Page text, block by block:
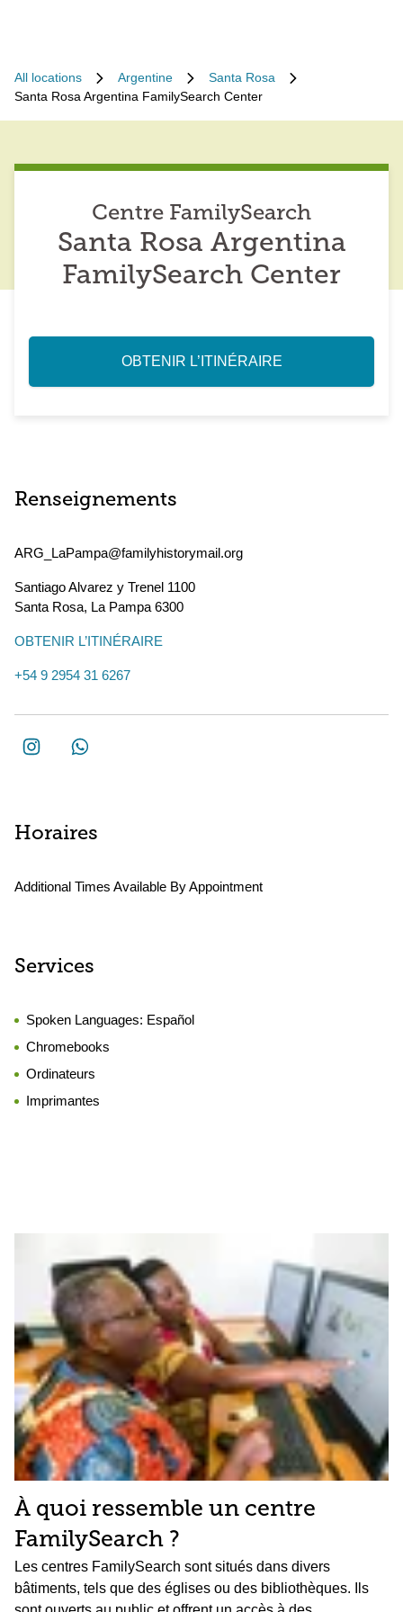
All locations Argentine
Santa Rosa
Santa Rosa Argentina FamilySearch Center
Centre FamilySearch
Santa Rosa Argentina
FamilySearch Center
OBTENIR L’ITINÉRAIRE
Renseignements
ARG_LaPampa@familyhistorymail.org
Santiago Alvarez y Trenel 1100
Santa Rosa, La Pampa 6300
OBTENIR L’ITINÉRAIRE
+54 9 2954 31 6267
Horaires
Additional Times Available By Appointment
Services
Spoken Languages: Español
Chromebooks
Ordinateurs
Imprimantes
À quoi ressemble un centre
FamilySearch ?
Les centres FamilySearch sont situés dans divers
bâtiments, tels que des églises ou des bibliothèques. Ils